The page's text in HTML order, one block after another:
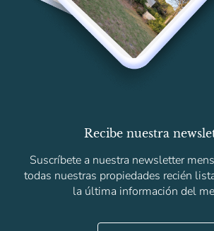
Recibe nuestra
Suscríbete a nuestra newsletter
todas nuestras propiedades recién
la última información del